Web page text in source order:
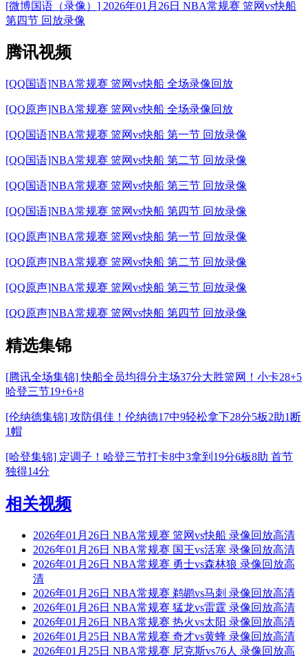
[微博国语（录像） ] 2026年01月26日 NBA常规赛 篮网vs快船
第四节 回放录像
腾讯视频
[QQ国语]NBA常规赛 篮网vs快船 全场录像回放
[QQ原声]NBA常规赛 篮网vs快船 全场录像回放
[QQ国语]NBA常规赛 篮网vs快船 第一节 回放录像
[QQ国语]NBA常规赛 篮网vs快船 第二节 回放录像
[QQ国语]NBA常规赛 篮网vs快船 第三节 回放录像
[QQ国语]NBA常规赛 篮网vs快船 第四节 回放录像
[QQ原声]NBA常规赛 篮网vs快船 第一节 回放录像
[QQ原声]NBA常规赛 篮网vs快船 第二节 回放录像
[QQ原声]NBA常规赛 篮网vs快船 第三节 回放录像
[QQ原声]NBA常规赛 篮网vs快船 第四节 回放录像
精选集锦
[腾讯全场集锦] 快船全员均得分主场37分大胜篮网！小卡28+5
哈登三节19+6+8
[伦纳德集锦] 攻防俱佳！伦纳德17中9轻松拿下28分5板2助1断
1帽
[哈登集锦] 定调子！哈登三节打卡8中3拿到19分6板8助 首节
独得14分
相关视频
2026年01月26日 NBA常规赛 篮网vs快船 录像回放高清
2026年01月26日 NBA常规赛 国王vs活塞 录像回放高清
2026年01月26日 NBA常规赛 勇士vs森林狼 录像回放高
清
2026年01月26日 NBA常规赛 鹈鹕vs马刺 录像回放高清
2026年01月26日 NBA常规赛 猛龙vs雷霆 录像回放高清
2026年01月26日 NBA常规赛 热火vs太阳 录像回放高清
2026年01月25日 NBA常规赛 奇才vs黄蜂 录像回放高清
2026年01月25日 NBA常规赛 尼克斯vs76人 录像回放高